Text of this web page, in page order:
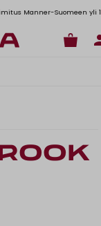
Suomeen yli 120 euron